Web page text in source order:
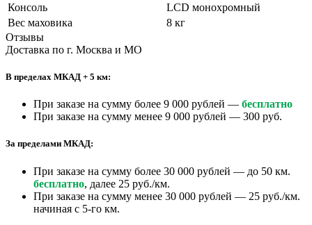
Консоль
LCD монохромный
Вес маховика
8 кг
Отзывы
Доставка по г. Москва и МО
В пределах МКАД + 5 км:
При заказе на сумму более 9 000 рублей — бесплатно
При заказе на сумму менее 9 000 рублей — 300 руб.
За пределами МКАД:
При заказе на сумму более 30 000 рублей — до 50 км.
бесплатно, далее 25 руб./км.
При заказе на сумму менее 30 000 рублей — 25 руб./км.
начиная с 5-го км.